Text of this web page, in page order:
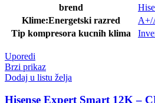
brend
Klime:Energetski razred
A+/
Tip kompresora kucnih klima
Uporedi
Brzi prikaz
Dodaj u listu želja
Hisense Expert Smart 12K –